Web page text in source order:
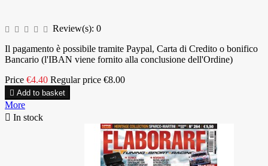
Review(s): 0
Il pagamento è possibile tramite Paypal, Carta di Credito o bonifico
Bancario (l'IBAN viene fornito alla conclusione dell'Ordine)
Price €4.40 Regular price €8.00
 Add to basket
More
 In stock